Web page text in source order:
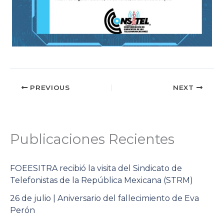
PREVIOUS NEXT
Publicaciones Recientes
FOEESITRA recibió la visita del Sindicato de
Telefonistas de la República Mexicana (STRM)
26 de julio | Aniversario del fallecimiento de Eva
Perón